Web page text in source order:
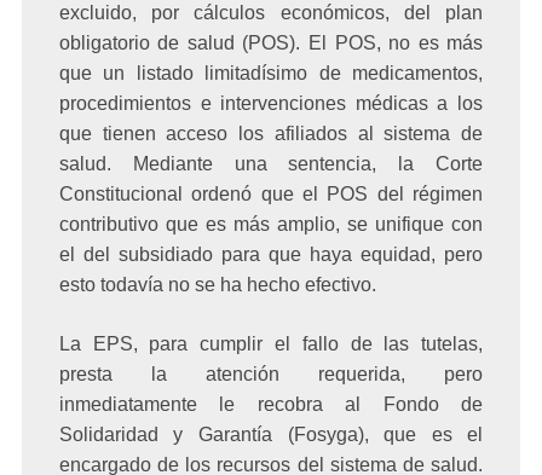
excluido, por cálculos económicos, del plan
obligatorio de salud (POS). El POS, no es más
que un listado limitadísimo de medicamentos,
procedimientos e intervenciones médicas a los
que tienen acceso los afiliados al sistema de
salud. Mediante una sentencia, la Corte
Constitucional ordenó que el POS del régimen
contributivo que es más amplio, se unifique con
el del subsidiado para que haya equidad, pero
esto todavía no se ha hecho efectivo.
La EPS, para cumplir el fallo de las tutelas,
presta la atención requerida, pero
inmediatamente le recobra al Fondo de
Solidaridad y Garantía (Fosyga), que es el
encargado de los recursos del sistema de salud.